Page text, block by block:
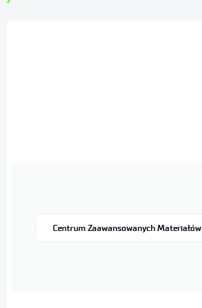
Centrum Zaawansowanych Materiałów